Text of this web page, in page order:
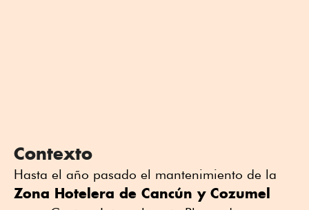
Contexto
Hasta el año pasado el mantenimiento de la
Zona Hotelera de Cancún y Cozumel